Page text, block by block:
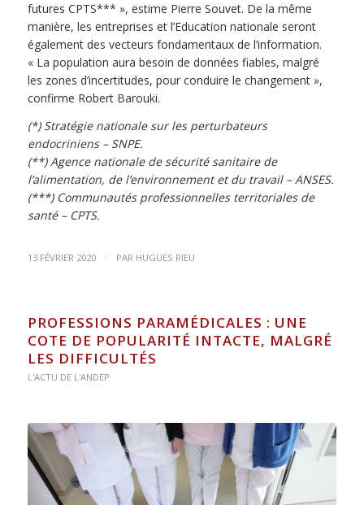
futures CPTS*** », estime Pierre Souvet. De la même
manière, les entreprises et l’Education nationale seront
également des vecteurs fondamentaux de l’information.
« La population aura besoin de données fiables, malgré
les zones d’incertitudes, pour conduire le changement »,
confirme Robert Barouki.
(*) Stratégie nationale sur les perturbateurs
endocriniens – SNPE.
(**) Agence nationale de sécurité sanitaire de
l’alimentation, de l’environnement et du travail – ANSES.
(***) Communautés professionnelles territoriales de
santé – CPTS.
13 FÉVRIER 2020 / PAR HUGUES RIEU
PROFESSIONS PARAMÉDICALES : UNE
COTE DE POPULARITÉ INTACTE, MALGRÉ
LES DIFFICULTÉS
L'ACTU DE L'ANDEP